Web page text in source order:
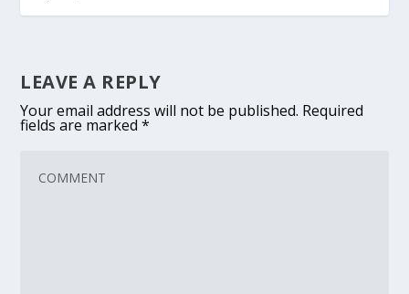
LEAVE A REPLY
Your email address will not be published. Required
fields are marked*